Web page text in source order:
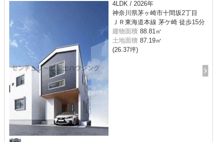
4LDK / 2026年
神奈川県茅ヶ崎市十間坂2丁目
ＪＲ東海道本線 茅ケ崎 徒歩15分
建物面積 88.81㎡
土地面積 87.19㎡
(26.37坪)